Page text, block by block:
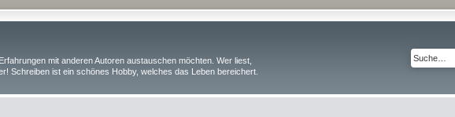
mit anderen Autoren austauschen möchten. Wer liest,
Schreiben ist ein schönes Hobby, welches das Leben bereichert.